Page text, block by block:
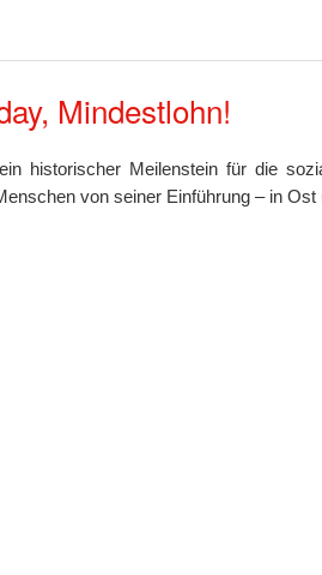
Mindestlohn!
historischer Meilenstein für die
von seiner Einführung – in